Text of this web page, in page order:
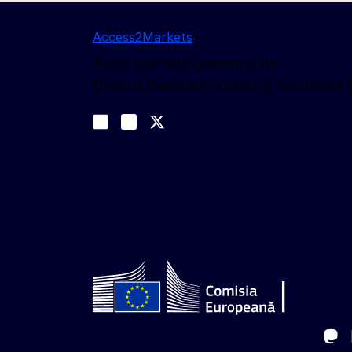
Access2Markets
Acest site este gestionat de:
Direcția Generală Comerț și Securitate
Join us on LinkedIn
Trade-Off podcast